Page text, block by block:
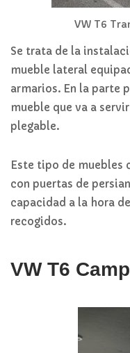
VW T6
Se trata de la
mueble lateral
armarios. En la parte
mueble que va a
plegable.
Este tipo de muebles
con puertas de
capacidad a la hora
recogidos.
VW T6